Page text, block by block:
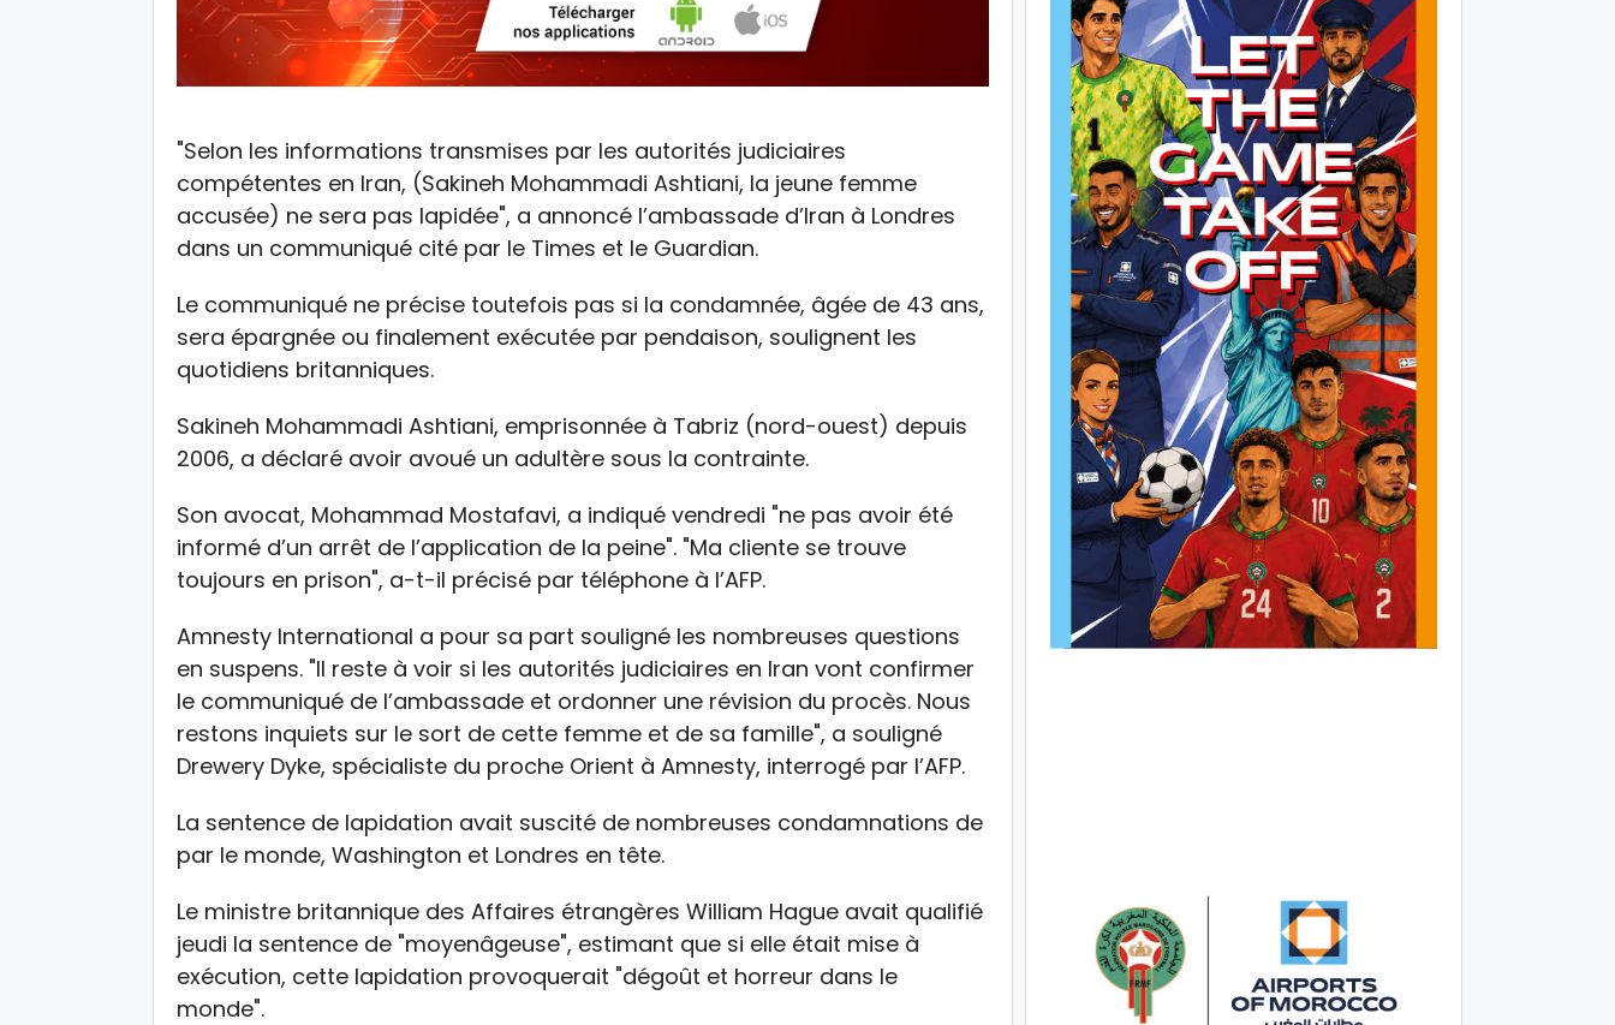
"Selon les informations transmises par les autorités judiciaires
compétentes en Iran, (Sakineh Mohammadi Ashtiani, la jeune femme
accusée) ne sera pas lapidée", a annoncé l’ambassade d’Iran à Londres
dans un communiqué cité par le Times et le Guardian.
Le communiqué ne précise toutefois pas si la condamnée, âgée de 43 ans,
sera épargnée ou finalement exécutée par pendaison, soulignent les
quotidiens britanniques.
Sakineh Mohammadi Ashtiani, emprisonnée à Tabriz (nord-ouest) depuis
2006, a déclaré avoir avoué un adultère sous la contrainte.
Son avocat, Mohammad Mostafavi, a indiqué vendredi "ne pas avoir été
informé d’un arrêt de l’application de la peine". "Ma cliente se trouve
toujours en prison", a-t-il précisé par téléphone à l’AFP.
Amnesty International a pour sa part souligné les nombreuses questions
en suspens. "Il reste à voir si les autorités judiciaires en Iran vont confirmer
le communiqué de l’ambassade et ordonner une révision du procès. Nous
restons inquiets sur le sort de cette femme et de sa famille", a souligné
Drewery Dyke, spécialiste du proche Orient à Amnesty, interrogé par l’AFP.
La sentence de lapidation avait suscité de nombreuses condamnations de
par le monde, Washington et Londres en tête.
Le ministre britannique des Affaires étrangères William Hague avait qualifié
jeudi la sentence de "moyenâgeuse", estimant que si elle était mise à
exécution, cette lapidation provoquerait "dégoût et horreur dans le
monde".